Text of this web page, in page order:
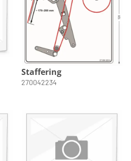
Staffering
270042234